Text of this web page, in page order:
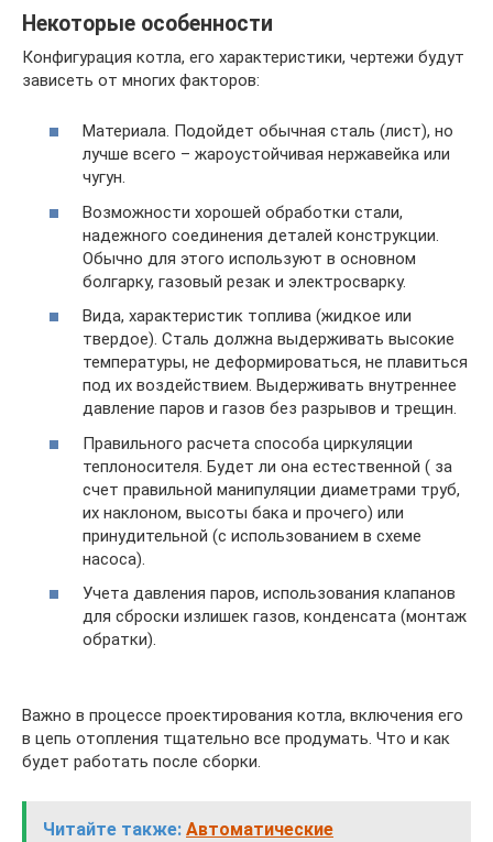
Некоторые особенности
Конфигурация котла, его характеристики, чертежи будут
зависеть от многих факторов:
Материала. Подойдет обычная сталь (лист), но
лучше всего – жароустойчивая нержавейка или
чугун.
Возможности хорошей обработки стали,
надежного соединения деталей конструкции.
Обычно для этого используют в основном
болгарку, газовый резак и электросварку.
Вида, характеристик топлива (жидкое или
твердое). Сталь должна выдерживать высокие
температуры, не деформироваться, не плавиться
под их воздействием. Выдерживать внутреннее
давление паров и газов без разрывов и трещин.
Правильного расчета способа циркуляции
теплоносителя. Будет ли она естественной ( за
счет правильной манипуляции диаметрами труб,
их наклоном, высоты бака и прочего) или
принудительной (с использованием в схеме
насоса).
Учета давления паров, использования клапанов
для сброски излишек газов, конденсата (монтаж
обратки).
Важно в процессе проектирования котла, включения его
в цепь отопления тщательно все продумать. Что и как
будет работать после сборки.
Читайте также: Автоматические